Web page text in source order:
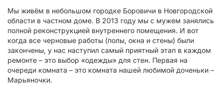
Мы живём в небольшом городке Боровичи в Новгородской
области в частном доме. В 2013 году мы с мужем занялись
полной реконструкцией внутреннего помещения. И вот
когда все черновые работы (полы, окна и стены) были
закончены, у нас наступил самый приятный этап в каждом
ремонте – это выбор «одежды» для стен. Первая на
очереди комната – это комната нашей любимой доченьки –
Марьяночки.